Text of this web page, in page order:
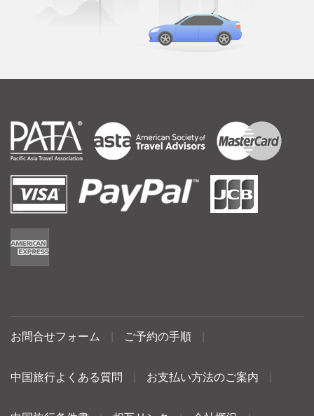
お問合せフォーム ご予約の手順
中国旅行よくある質問 お支払い方法のご案内